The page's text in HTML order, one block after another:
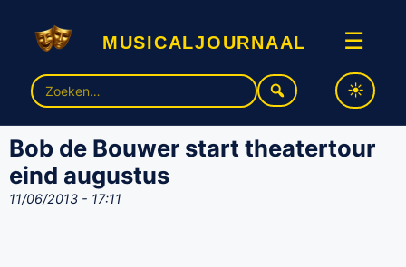
musicaljournaal ☰
Zoek
naar:
Bob de Bouwer start theatertour
eind augustus
11/06/2013 - 17:11